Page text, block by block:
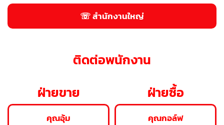
☏ สำนักงานใหญ่
ติดต่อพนักงาน
ฝ่ายขาย
คุณอุ้ม
ฝ่ายซื้อ
คุณกอล์ฟ